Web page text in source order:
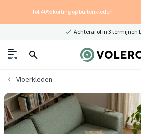
Tot 40% korting op buitenkleden
Achteraf of in 3 termijnen
menu
Vloerkleden